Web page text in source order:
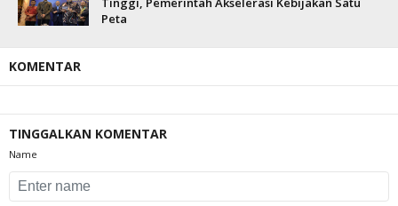
Peta
KOMENTAR
TINGGALKAN KOMENTAR
Name